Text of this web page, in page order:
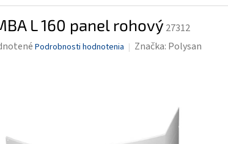
L 160 panel rohový 27312
Podrobnosti hodnotenia Značka: Polysan